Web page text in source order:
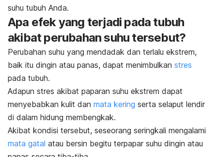
suhu tubuh Anda.
Apa efek yang terjadi pada tubuh
akibat perubahan suhu tersebut?
Perubahan suhu yang mendadak dan terlalu ekstrem,
baik itu dingin atau panas, dapat menimbulkan stres
pada tubuh.
Adapun stres akibat paparan suhu ekstrem dapat
menyebabkan kulit dan mata kering serta selaput lendir
di dalam hidung membengkak.
Akibat kondisi tersebut, seseorang seringkali mengalami
mata gatal atau bersin begitu terpapar suhu dingin atau